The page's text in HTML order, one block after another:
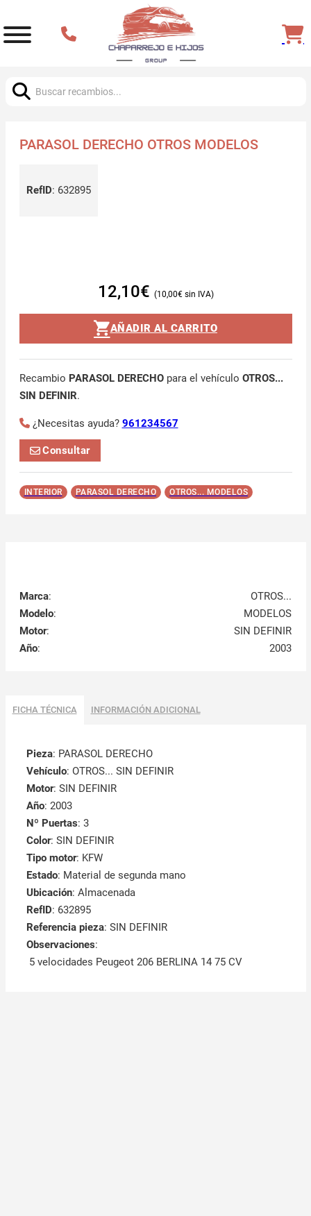
PARASOL DERECHO OTROS MODELOS
RefID: 632895
12,10€ 10,00€
AÑADIR AL CARRITO
Recambio PARASOL DERECHOpara el vehículo OTROS...
SIN DEFINIR.
¿Necesitas ayuda? 961234567
Consultar
INTERIOR PARASOL DERECHO OTROS... MODELOS
Marca:
OTROS...
Modelo:
MODELOS
Motor:
SIN DEFINIR
Año: 2003
FICHA TÉCNICA INFORMACIÓN ADICIONAL
Pieza: PARASOL DERECHO
Vehículo: OTROS... SIN DEFINIR
Motor: SIN DEFINIR
Año: 2003
Nº Puertas: 3
Color: SIN DEFINIR
Tipo motor: KFW
Estado: Material de segunda mano
Ubicación: Almacenada
RefID: 632895
Referencia pieza: SIN DEFINIR
Observaciones:
5 velocidades Peugeot 206 BERLINA 14 75 CV